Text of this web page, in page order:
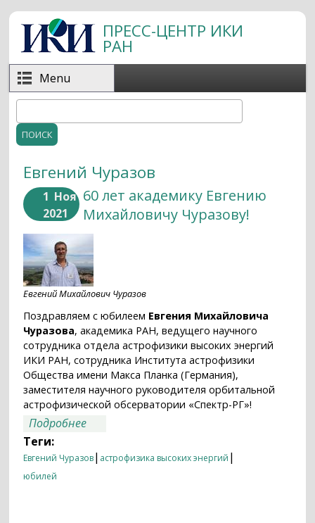
Перейти к основному содержанию
ПРЕСС-ЦЕНТР ИКИ
РАН
Menu
Форма поиска
Евгений Чуразов
1 Ноя
2021
60 лет академику Евгению
Михайловичу Чуразову!
Евгений Михайлович Чуразов
Поздравляем с юбилеем Евгения Михайловича
Чуразова, академика РАН, ведущего научного
сотрудника отдела астрофизики высоких энергий
ИКИ РАН, сотрудника Института астрофизики
Общества имени Макса Планка (Германия),
заместителя научного руководителя орбитальной
астрофизической обсерватории «Спектр-РГ»!
Подробнее
Теги:
Евгений Чуразов| астрофизика высоких энергий |
юбилей